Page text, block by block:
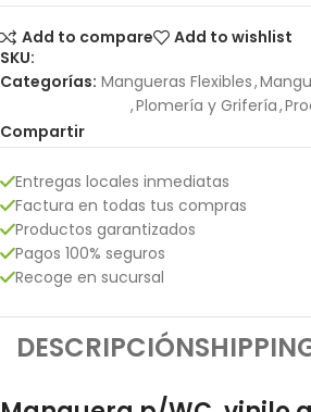
Add to compare
Add to wishlist
SKU:
Categorías: Mangueras Flexibles,
,Plomería y Grifería,
Compartir
Entregas locales inmediatas
Factura en todas tus compras
Productos garantizados
Pagos 100% seguros
Recoge en sucursal
DESCRIPCIÓN